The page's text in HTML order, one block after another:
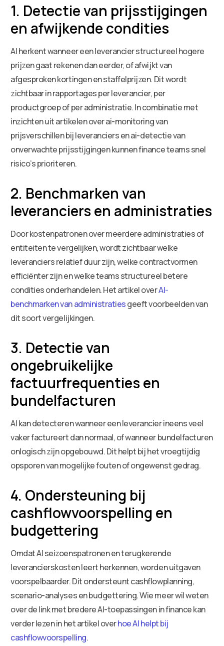
1. Detectie van prijsstijgingen
en afwijkende condities
AI herkent wanneer een leverancier structureel hogere
prijzen gaat rekenen dan eerder, of afwijkt van
afgesproken kortingen en staffelprijzen. Dit wordt
zichtbaar in rapportages per leverancier, per
productgroep of per administratie. In combinatie met
inzichten uit artikelen over ai-monitoring van
prijsverschillen bij leveranciers en ai-detectie van
onverwachte prijsstijgingen kunnen finance teams snel
risico’s prioriteren.
2. Benchmarken van
leveranciers en administraties
Door kostenpatronen over meerdere administraties of
entiteiten te vergelijken, wordt zichtbaar welke
leveranciers relatief duur zijn, welke contractvormen
efficiënter zijn en welke teams structureel betere
condities onderhandelen. Het artikel overAI-
benchmarken van administratiesgeeft voorbeelden van
dit soort vergelijkingen.
3. Detectie van
ongebruikelijke
factuurfrequenties en
bundelfacturen
AI kan detecteren wanneer een leverancier ineens veel
vaker factureert dan normaal, of wanneer bundelfacturen
onlogisch zijn opgebouwd. Dit helpt bij het vroegtijdig
opsporen van mogelijke fouten of ongewenst gedrag.
4. Ondersteuning bij
cashflowvoorspelling en
budgettering
Omdat AI seizoenspatronen en terugkerende
leverancierskosten leert herkennen, worden uitgaven
voorspelbaarder. Dit ondersteunt cashflowplanning,
scenario-analyses en budgettering. Wie meer wil weten
over de link met bredere AI-toepassingen in finance kan
verder lezen in het artikel overhoe AI helpt bij
cashflowvoorspelling.